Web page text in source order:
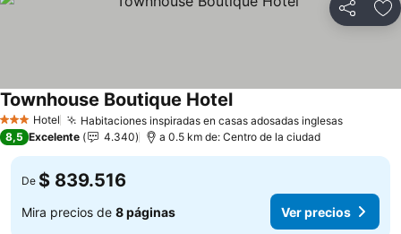
Compartir
3 Estrellas
Hotel Habitaciones inspiradas en casas adosadas inglesasVer
Townhouse Boutique HotelVer precios
8,5 Excelente 4.340 a 0.5 km de: Centro de la ciudad
De $ 839.516
Mira precios de 8 páginas Ver precios